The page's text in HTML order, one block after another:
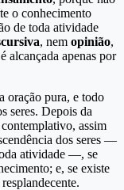
o conhecimento
de toda atividade
, nem opinião,
alcançada apenas por
oração pura, e todo
seres. Depois da
assim
dos seres —
atividade —, se
e, se existe